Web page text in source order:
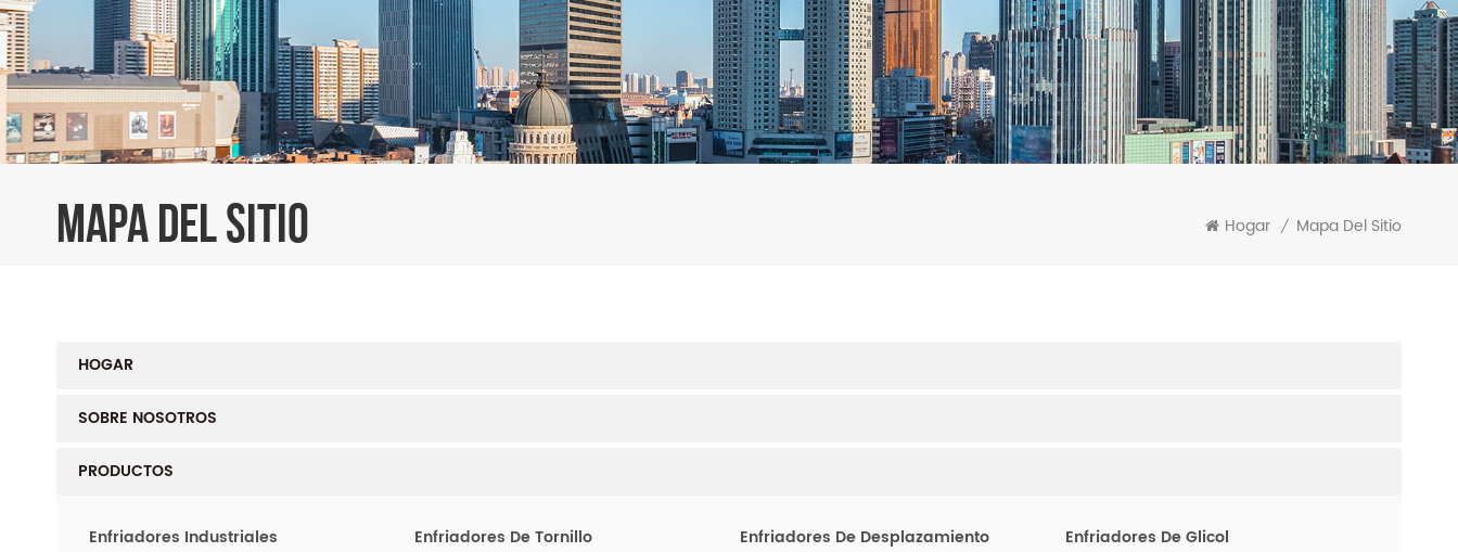
MAPA DEL SITIO Hogar / Mapa Del Sitio
HOGAR
SOBRE NOSOTROS
PRODUCTOS
Enfriadores Industriales
Enfriadores De Tornillo
Enfriadores De Desplazamiento
Enfriadores De Glicol